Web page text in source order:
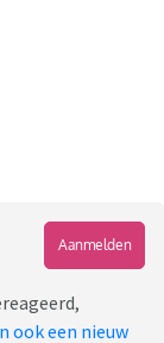
Aanmelden
ook een nieuw